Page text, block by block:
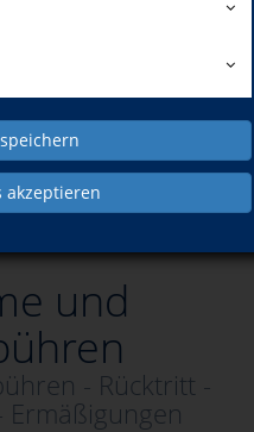
akzeptieren
und Kursgebühren
und
- Rücktritt -
Ermäßigungen